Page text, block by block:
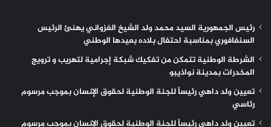
رئيس الجمهورية السيد محمد ولد الشيخ الغزواني يهنئ الرئيس
السنغافوري بمناسبة احتفال بلاده بعيدها الوطني
الشرطة الوطنية تتمكن من تفكيك شبكة إجرامية لتهريب و ترويج
المخدرات بمدينة نواذيبو
تعيين ولد داهي رئيساً للجنة الوطنية لحقوق الإنسان بموجب مرسوم
رئاسي
تعيين ولد داهي رئيساً للجنة الوطنية لحقوق الإنسان بموجب مرسوم